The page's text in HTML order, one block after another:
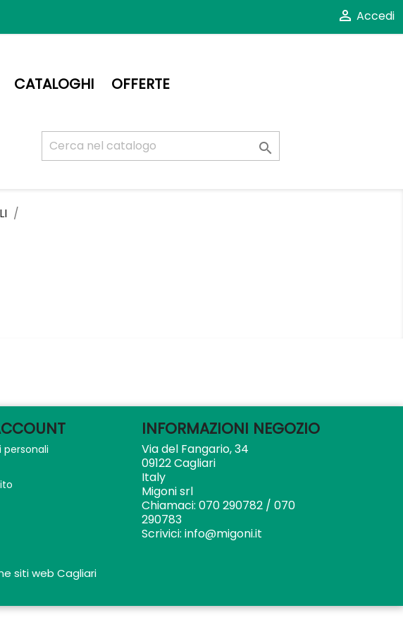
 Accedi
CATALOGHI
OFFERTE

INFORMAZIONI NEGOZIO
Via del Fangario, 34
09122 Cagliari
Italy
Migoni srl
Chiamaci: 070 290782 / 070
290783
Scrivici: info@migoni.it
siti web Cagliari